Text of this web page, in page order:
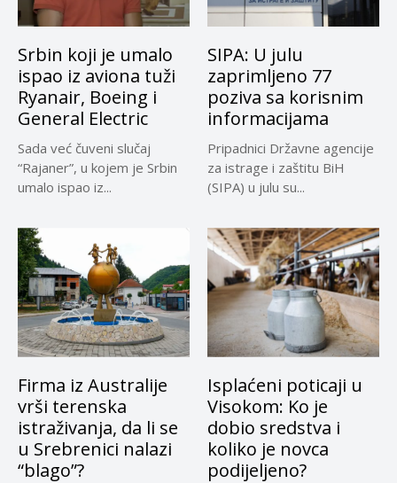
Srbin koji je umalo
ispao iz aviona tuži
Ryanair, Boeing i
General Electric
Sada već čuveni slučaj
“Rajaner”, u kojem je Srbin
umalo ispao iz...
SIPA: U julu
zaprimljeno 77
poziva sa korisnim
informacijama
Pripadnici Državne agencije
za istrage i zaštitu BiH
(SIPA) u julu su...
Firma iz Australije
vrši terenska
istraživanja, da li se
u Srebrenici nalazi
“blago”?
Isplaćeni poticaji u
Visokom: Ko je
dobio sredstva i
koliko je novca
podijeljeno?